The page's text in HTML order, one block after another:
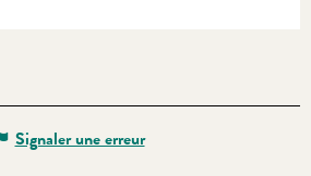
Signaler une erreur